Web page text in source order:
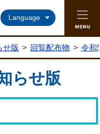
ホームページ
Language
せ版 > 回覧配布物 > 令和
らせ版